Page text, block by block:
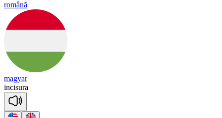
română
magyar
incisura